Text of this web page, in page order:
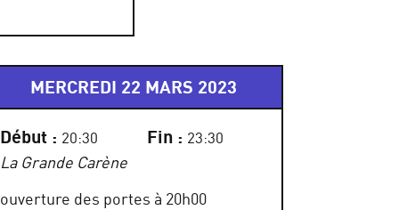
MERCREDI 22 MARS 2023
Début : 20:30 Fin : 23:30
La Grande Carène
ouverture des portes à 20h00